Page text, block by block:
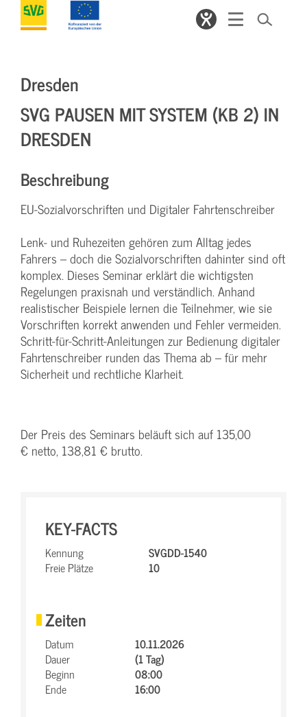
Dresden
SVG PAUSEN MIT SYSTEM (KB 2) IN
DRESDEN
Beschreibung
EU-Sozialvorschriften und Digitaler Fahrtenschreiber
Lenk- und Ruhezeiten gehören zum Alltag jedes
Fahrers – doch die Sozialvorschriften dahinter sind oft
komplex. Dieses Seminar erklärt die wichtigsten
Regelungen praxisnah und verständlich. Anhand
realistischer Beispiele lernen die Teilnehmer, wie sie
Vorschriften korrekt anwenden und Fehler vermeiden.
Schritt-für-Schritt-Anleitungen zur Bedienung digitaler
Fahrtenschreiber runden das Thema ab – für mehr
Sicherheit und rechtliche Klarheit.
Der Preis des Seminars beläuft sich auf 135,00
€ netto, 138,81 € brutto.
KEY-FACTS
Kennung
SVGDD-1540
Freie Plätze
10
Zeiten
Datum
10.11.2026
Dauer
(1 Tag)
Beginn
08:00
Ende
16:00